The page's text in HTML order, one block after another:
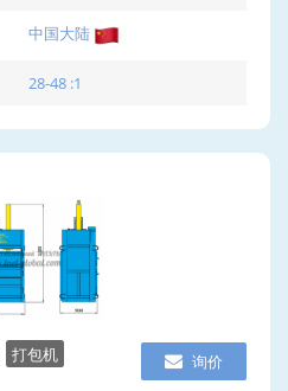
中国大陆
28-48 :1
打包机
询价